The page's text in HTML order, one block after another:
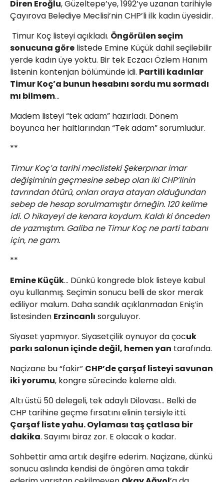
Diren Eroğlu, Güzeltepe’ye, 1992’ye uzanan tarihiyle
Çayırova Belediye Meclisi’nin CHP’li ilk kadın üyesidir.
Timur Koç listeyi açıkladı. Öngörülen seçim
sonucuna göre listede Emine Küçük dahil seçilebilir
yerde kadın üye yoktu. Bir tek Eczacı Özlem Hanım
listenin kontenjan bölümünde idi. Partili kadınlar
Timur Koç’a bunun hesabını sordu mu sormadı
mı bilmem…
Madem listeyi “tek adam” hazırladı. Dönem
boyunca her haltlarından “Tek adam” sorumludur.
**
Timur Koç’a tarihi meclisteki Şekerpınar imar
değişiminin geçmesine sebep olan iki CHP’linin
tavrından ötürü, onları oraya atayan olduğundan
sebep de hesap sorulmamıştır örneğin. 120 kelime
idi. O hikayeyi de kenara koydum. Kaldı ki önceden
de yazmıştım. Galiba ne Timur Koç ne parti tabanı
için, ne gam.
**
Emine Küçük… Dünkü kongrede blok listeye kabul
oyu kullanmış. Seçimin sonucu belli de skor merak
ediliyor malum. Daha sandık açıklanmadan Eniş’in
listesinden Erzincanlı sorguluyor.
Siyaset yapmıyor. Siyasetçilik oynuyor da çocuk
parkı salonun içinde değil, hemen yan tarafında.
Naçizane bu “fakir” CHP’de çarşaf listeyi savunan
iki yorumu, kongre sürecinde kaleme aldı.
Altı üstü 50 delegeli, tek adaylı Dilovası… Belki de
CHP tarihine geçme fırsatını elinin tersiyle itti.
Çarşaf liste yahu. Oylaması taş çatlasa bir
dakika. Sayımı biraz zor. E olacak o kadar.
Sohbettir ama artık deşifre ederim. Naçizane, dünkü
sonucu aslında kendisi de öngören ama takdir